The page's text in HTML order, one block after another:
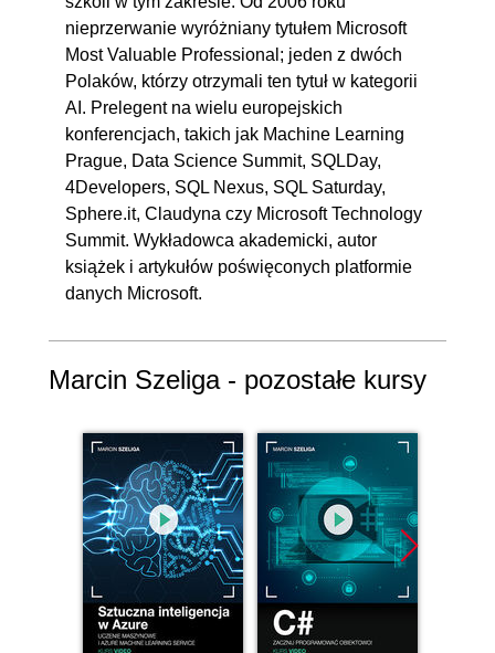
nieprzerwanie wyróżniany tytułem Microsoft
Most Valuable Professional; jeden z dwóch
Polaków, którzy otrzymali ten tytuł w kategorii
AI. Prelegent na wielu europejskich
konferencjach, takich jak Machine Learning
Prague, Data Science Summit, SQLDay,
4Developers, SQL Nexus, SQL Saturday,
Sphere.it, Claudyna czy Microsoft Technology
Summit. Wykładowca akademicki, autor
książek i artykułów poświęconych platformie
danych Microsoft.
Marcin Szeliga - pozostałe kursy